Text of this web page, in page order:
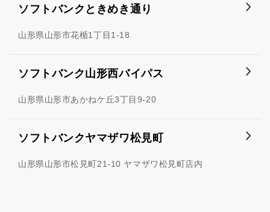
ソフトバンクときめき通り
山形県山形市花楯1丁目1-18
ソフトバンク山形西バイパス
山形県山形市あかねケ丘3丁目9-20
ソフトバンクヤマザワ松見町
山形県山形市松見町21-10 ヤマザワ松見町店内